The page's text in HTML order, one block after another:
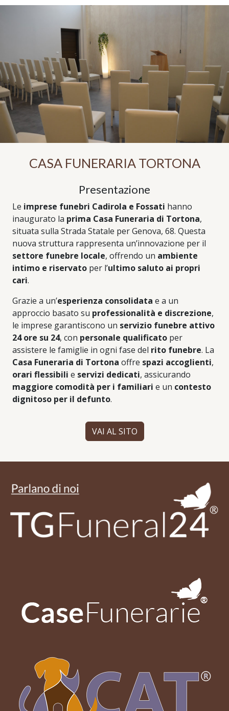
CASA FUNERARIA TORTONA
Presentazione
Le imprese funebri Cadirola e Fossati hanno
inaugurato la prima Casa Funeraria di Tortona,
situata sulla Strada Statale per Genova, 68. Questa
nuova struttura rappresenta un’innovazione per il
settore funebre locale, offrendo un ambiente
intimo e riservato per l’ultimo saluto ai propri
cari.
Grazie a un’esperienza consolidata e a un
approccio basato su professionalità e discrezione,
le imprese garantiscono un servizio funebre attivo
24 ore su 24, con personale qualificato per
assistere le famiglie in ogni fase del rito funebre. La
Casa Funeraria di Tortona offre spazi accoglienti,
orari flessibili e servizi dedicati, assicurando
maggiore comodità per i familiari e un contesto
dignitoso per il defunto.
VAI AL SITO